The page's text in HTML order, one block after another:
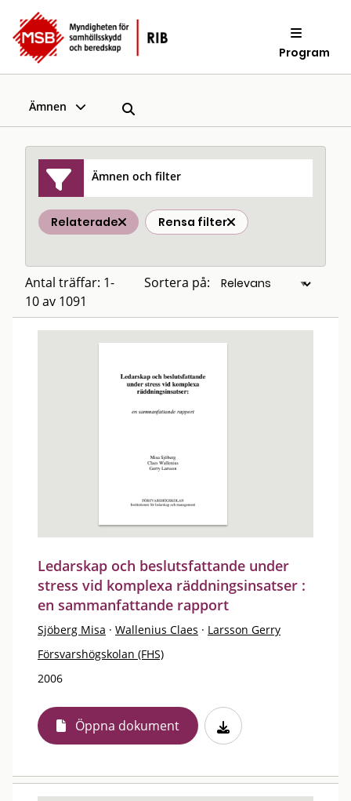
Program
Ämnen
Ämnen och filter
Relaterade Rensa filter
Antal träffar: 1-
10 av 1091
Sortera på:
Ledarskap och beslutsfattande under
stress vid komplexa räddningsinsatser :
en sammanfattande rapport
Sjöberg Misa · Wallenius Claes · Larsson Gerry
Försvarshögskolan (FHS)
2006
Öppna dokument